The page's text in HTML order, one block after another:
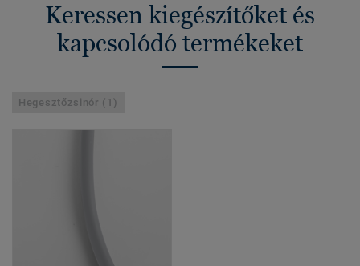
Keressen kiegészítőket és
kapcsolódó termékeket
Hegesztőzsinór (1)